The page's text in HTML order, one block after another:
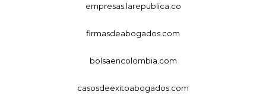
empresas.larepublica.co
firmasdeabogados.com
bolsaencolombia.com
casosdeexitoabogados.com